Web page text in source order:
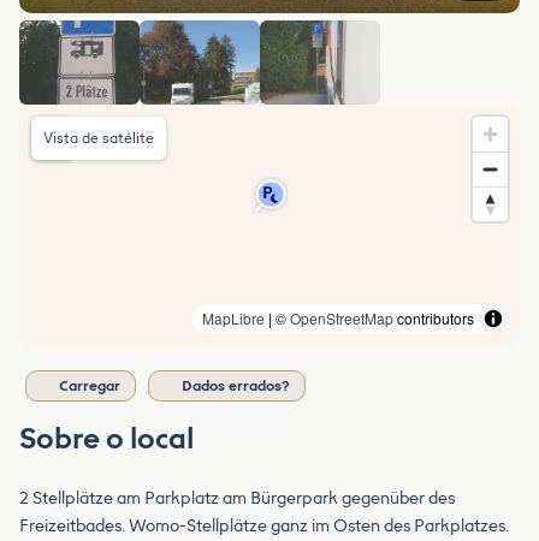
MapLibre | ©OpenStreetMapcontributors
Vista de satélite
Carregar Dados errados?
Sobre o local
2 Stellplätze am Parkplatz am Bürgerpark gegenüber des
Freizeitbades. Womo-Stellplätze ganz im Osten des Parkplatzes.